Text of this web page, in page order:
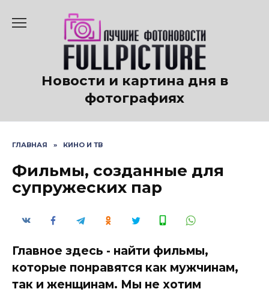
содержанию
Новости и картина дня в
фотографиях
ГЛАВНАЯ » КИНО И ТВ
Фильмы, созданные для
супружеских пар
Главное здесь - найти фильмы,
которые понравятся как мужчинам,
так и женщинам. Мы не хотим